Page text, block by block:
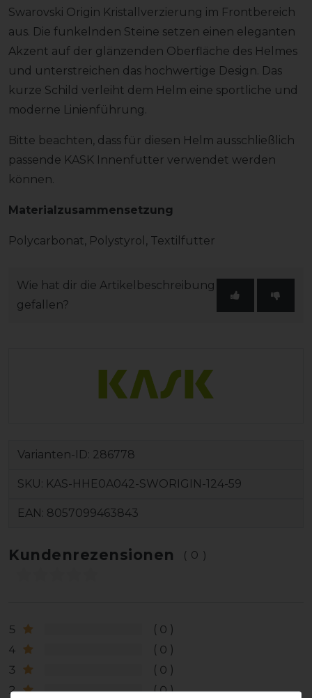
Swarovski Origin Kristallverzierung im Frontbereich
aus. Die funkelnden Steine setzen einen eleganten
Akzent auf der glänzenden Oberfläche des Helmes
und unterstreichen das hochwertige Design. Das
kurze Schild verleiht dem Helm eine sportliche und
moderne Linienführung.
Bitte beachten, dass für diesen Helm ausschließlich
passende KASK Innenfutter verwendet werden
können.
Materialzusammensetzung
Polycarbonat, Polystyrol, Textilfutter
Wie hat dir die Artikelbeschreibung
gefallen?
Varianten-ID: 286778
SKU: KAS-HHE0A042-SWORIGIN-124-59
EAN: 8057099463843
Kundenrezensionen (0)
5
0
4
0
3
0
2
0